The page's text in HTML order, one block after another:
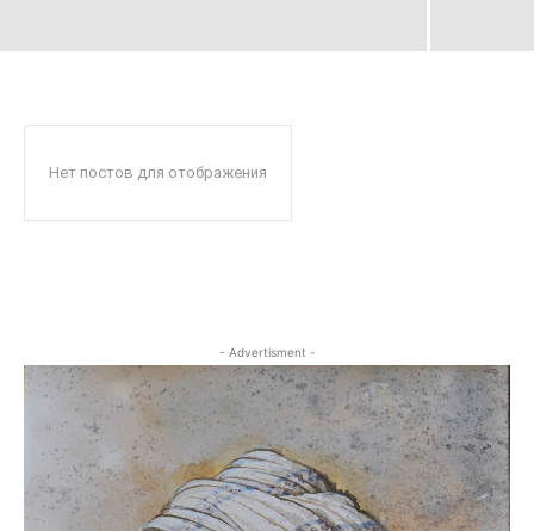
Нет постов для отображения
- Advertisment -